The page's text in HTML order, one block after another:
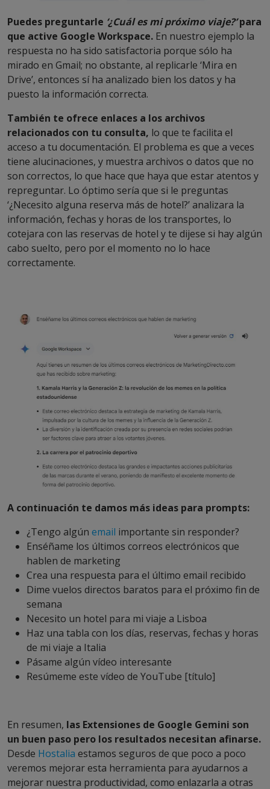
Puedes preguntarle ‘¿Cuál es mi próximo viaje?’para
que active Google Workspace. En nuestro ejemplo la
respuesta no ha sido satisfactoria porque sólo ha
mirado en Gmail; no obstante, al replicarle ‘Mira en
Drive’, entonces sí ha analizado bien los datos y ha
puesto la información correcta.
También te ofrece enlaces a los archivos
relacionados con tu consulta, lo que te facilita el
acceso a tu documentación. El problema es que a veces
tiene alucinaciones, y muestra archivos o datos que no
son correctos, lo que hace que haya que estar atentos y
repreguntar. Lo óptimo sería que si le preguntas
‘¿Necesito alguna reserva más de hotel?’ analizara la
información, fechas y horas de los transportes, lo
cotejara con las reservas de hotel y te dijese si hay algún
cabo suelto, pero por el momento no lo hace
correctamente.
A continuación te damos más ideas para prompts:
¿Tengo algún email importante sin responder?
Enséñame los últimos correos electrónicos que
hablen de marketing
Crea una respuesta para el último email recibido
Dime vuelos directos baratos para el próximo fin de
semana
Necesito un hotel para mi viaje a Lisboa
Haz una tabla con los días, reservas, fechas y horas
de mi viaje a Italia
Pásame algún vídeo interesante
Resúmeme este vídeo de YouTube [título]
En resumen, las Extensiones de Google Gemini son
un buen paso pero los resultados necesitan afinarse.
Desde Hostalia estamos seguros de que poco a poco
veremos mejorar esta herramienta para ayudarnos a
mejorar nuestra productividad, como enlazarla a otras